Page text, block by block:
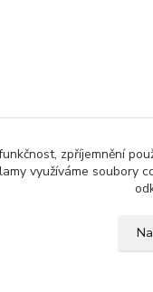
zpříjemnění
využíváme soubory